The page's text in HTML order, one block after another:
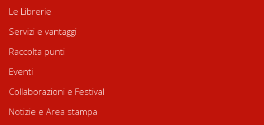
Le Librerie
Servizi e vantaggi
Raccolta punti
Eventi
Collaborazioni e Festival
Notizie e Area stampa